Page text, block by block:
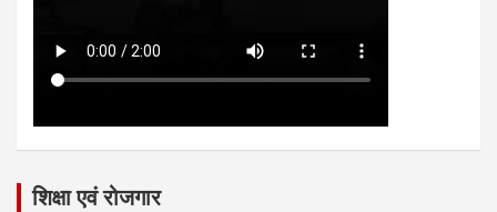
शिक्षा एवं रोजगार